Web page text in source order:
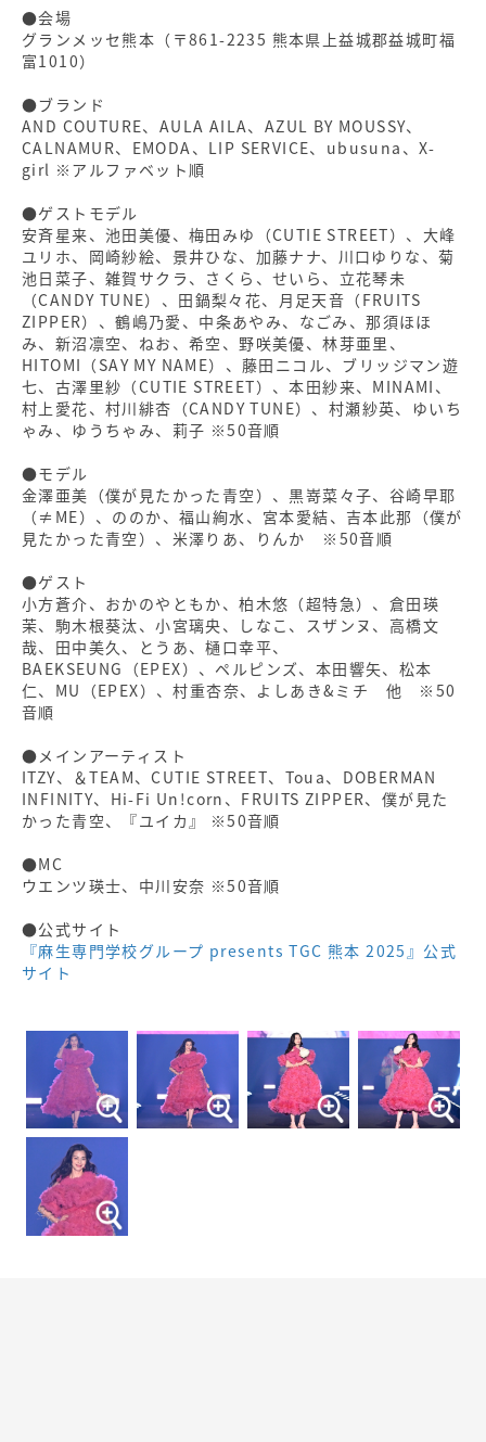
●会場
グランメッセ熊本（〒861-2235 熊本県上益城郡益城町福
富1010）
●ブランド
AND COUTURE、AULA AILA、AZUL BY MOUSSY、
CALNAMUR、EMODA、LIP SERVICE、ubusuna、X-
girl ※アルファベット順
●ゲストモデル
安⻫星来、池⽥美優、梅⽥みゆ（CUTIE STREET）、⼤峰
ユリホ、岡崎紗絵、景井ひな、加藤ナナ、川⼝ゆりな、菊
池⽇菜⼦、雑賀サクラ、さくら、せいら、⽴花琴未
（CANDY TUNE）、⽥鍋梨々花、⽉⾜天⾳（FRUITS
ZIPPER）、鶴嶋乃愛、中条あやみ、なごみ、那須ほほ
み、新沼凛空、ねお、希空、野咲美優、林芽亜⾥、
HITOMI（SAY MY NAME）、藤⽥ニコル、ブリッジマン遊
七、古澤⾥紗（CUTIE STREET）、本⽥紗来、MINAMI、
村上愛花、村川緋杏（CANDY TUNE）、村瀬紗英、ゆいち
ゃみ、ゆうちゃみ、莉⼦ ※50⾳順
●モデル
金澤亜美（僕が見たかった青空）、黒嵜菜々子、谷崎早耶
（≠ME）、ののか、福山絢水、宮本愛結、吉本此那（僕が
見たかった青空）、米澤りあ、りんか ※50音順
●ゲスト
小方蒼介、おかのやともか、柏木悠（超特急）、倉田瑛
茉、駒木根葵汰、小宮璃央、しなこ、スザンヌ、高橋文
哉、田中美久、とうあ、樋口幸平、
BAEKSEUNG（EPEX）、ペルピンズ、本田響矢、松本
仁、MU（EPEX）、村重杏奈、よしあき&ミチ 他 ※50
音順
●メインアーティスト
ITZY、＆TEAM、CUTIE STREET、Toua、DOBERMAN
INFINITY、Hi-Fi Un!corn、FRUITS ZIPPER、僕が⾒た
かった⻘空、『ユイカ』 ※50⾳順
●MC
ウエンツ瑛⼠、中川安奈 ※50⾳順
●公式サイト
『麻生専門学校グループ presents TGC 熊本 2025』公式
サイト